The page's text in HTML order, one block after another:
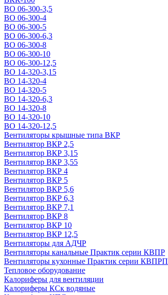
ВО 06-300-3,5
ВО 06-300-4
ВО 06-300-5
ВО 06-300-6,3
ВО 06-300-8
ВО 06-300-10
ВО 06-300-12,5
ВО 14-320-3,15
ВО 14-320-4
ВО 14-320-5
ВО 14-320-6,3
ВО 14-320-8
ВО 14-320-10
ВО 14-320-12,5
Вентиляторы крышные типа ВКР
Вентилятор ВКР 2,5
Вентилятор ВКР 3,15
Вентилятор ВКР 3,55
Вентилятор ВКР 4
Вентилятор ВКР 5
Вентилятор ВКР 5,6
Вентилятор ВКР 6,3
Вентилятор ВКР 7,1
Вентилятор ВКР 8
Вентилятор ВКР 10
Вентилятор ВКР 12,5
Вентиляторы для АДЧР
Вентиляторы канальные Практик серии КВПР
Вентиляторы кухонные Практик серии КВПРП
Тепловое оборудование
Калориферы для вентиляции
Калориферы КСк водяные